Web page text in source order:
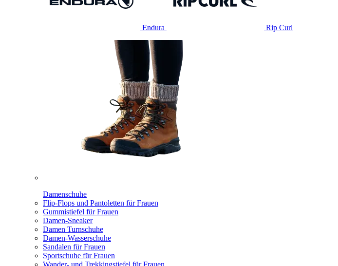
Endura Rip Curl
Damenschuhe
Flip-Flops und Pantoletten für Frauen
Gummistiefel für Frauen
Damen-Sneaker
Damen Turnschuhe
Damen-Wasserschuhe
Sandalen für Frauen
Sportschuhe für Frauen
Wander- und Trekkingstiefel für Frauen